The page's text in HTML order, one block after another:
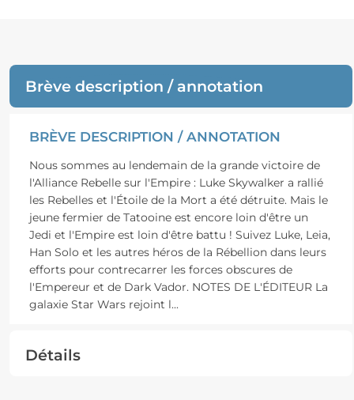
Brève description / annotation
BRÈVE DESCRIPTION / ANNOTATION
Nous sommes au lendemain de la grande victoire de
l'Alliance Rebelle sur l'Empire : Luke Skywalker a rallié
les Rebelles et l'Étoile de la Mort a été détruite. Mais le
jeune fermier de Tatooine est encore loin d'être un
Jedi et l'Empire est loin d'être battu ! Suivez Luke, Leia,
Han Solo et les autres héros de la Rébellion dans leurs
efforts pour contrecarrer les forces obscures de
l'Empereur et de Dark Vador. NOTES DE L'ÉDITEUR La
galaxie Star Wars rejoint l...
Détails